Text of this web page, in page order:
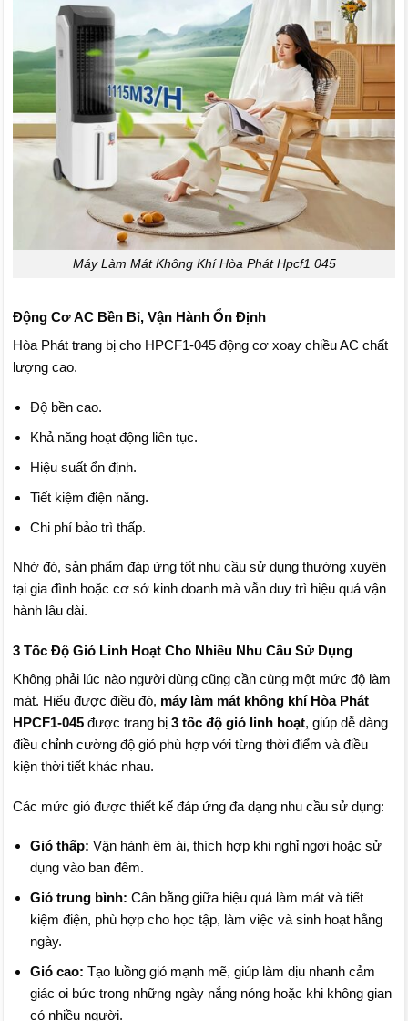
Máy Làm Mát Không Khí Hòa Phát Hpcf1 045
Động Cơ AC Bền Bỉ, Vận Hành Ổn Định
Hòa Phát trang bị cho HPCF1-045 động cơ xoay chiều AC chất
lượng cao.
Độ bền cao.
Khả năng hoạt động liên tục.
Hiệu suất ổn định.
Tiết kiệm điện năng.
Chi phí bảo trì thấp.
Nhờ đó, sản phẩm đáp ứng tốt nhu cầu sử dụng thường xuyên
tại gia đình hoặc cơ sở kinh doanh mà vẫn duy trì hiệu quả vận
hành lâu dài.
3 Tốc Độ Gió Linh Hoạt Cho Nhiều Nhu Cầu Sử Dụng
Không phải lúc nào người dùng cũng cần cùng một mức độ làm
mát. Hiểu được điều đó, máy làm mát không khí Hòa Phát
HPCF1-045được trang bị 3 tốc độ gió linh hoạt, giúp dễ dàng
điều chỉnh cường độ gió phù hợp với từng thời điểm và điều
kiện thời tiết khác nhau.
Các mức gió được thiết kế đáp ứng đa dạng nhu cầu sử dụng:
Gió thấp: Vận hành êm ái, thích hợp khi nghỉ ngơi hoặc sử
dụng vào ban đêm.
Gió trung bình: Cân bằng giữa hiệu quả làm mát và tiết
kiệm điện, phù hợp cho học tập, làm việc và sinh hoạt hằng
ngày.
Gió cao: Tạo luồng gió mạnh mẽ, giúp làm dịu nhanh cảm
giác oi bức trong những ngày nắng nóng hoặc khi không gian
có nhiều người.